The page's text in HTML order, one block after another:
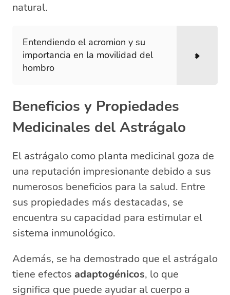
natural.
Entendiendo el acromion y su
importancia en la movilidad del
hombro
Beneficios y Propiedades
Medicinales del Astrágalo
El astrágalo como planta medicinal goza de
una reputación impresionante debido a sus
numerosos beneficios para la salud. Entre
sus propiedades más destacadas, se
encuentra su capacidad para estimular el
sistema inmunológico.
Además, se ha demostrado que el astrágalo
tiene efectos adaptogénicos, lo que
significa que puede ayudar al cuerpo a